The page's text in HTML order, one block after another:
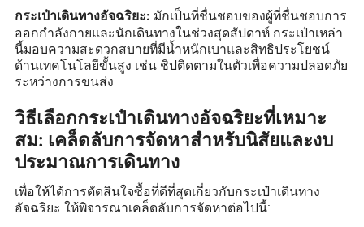
กระเป๋าเดินทางอัจฉริยะ: มักเป็นที่ชื่นชอบของผู้ที่ชื่นชอบการ
ออกกำลังกายและนักเดินทางในช่วงสุดสัปดาห์ กระเป๋าเหล่า
นี้มอบความสะดวกสบายที่มีน้ำหนักเบาและสิทธิประโยชน์
ด้านเทคโนโลยีขั้นสูง เช่น ชิปติดตามในตัวเพื่อความปลอดภัย
ระหว่างการขนส่ง
วิธีเลือกกระเป๋าเดินทางอัจฉริยะที่เหมาะ
สม: เคล็ดลับการจัดหาสำหรับนิสัยและงบ
ประมาณการเดินทาง
เพื่อให้ได้การตัดสินใจซื้อที่ดีที่สุดเกี่ยวกับกระเป๋าเดินทาง
อัจฉริยะ ให้พิจารณาเคล็ดลับการจัดหาต่อไปนี้: